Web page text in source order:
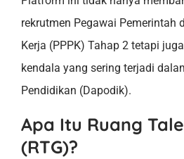
rekrutmen Pegawai Pemerintah
Kerja (PPPK) Tahap 2 tetapi
kendala yang sering terjadi
Pendidikan (Dapodik).
Apa Itu Ruang
(RTG)?